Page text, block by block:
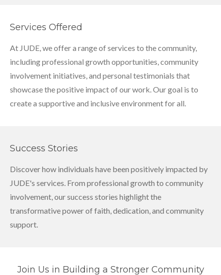
Services Offered
At JUDE, we offer a range of services to the community,
including professional growth opportunities, community
involvement initiatives, and personal testimonials that
showcase the positive impact of our work. Our goal is to
create a supportive and inclusive environment for all.
Success Stories
Discover how individuals have been positively impacted by
JUDE's services. From professional growth to community
involvement, our success stories highlight the
transformative power of faith, dedication, and community
support.
Join Us in Building a Stronger Community